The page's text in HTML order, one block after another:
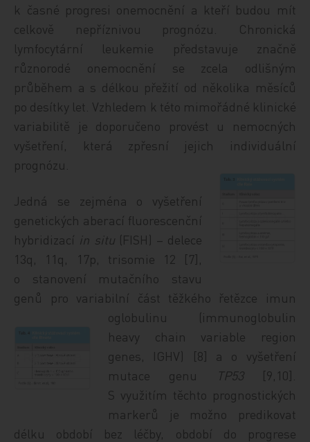
k časné progresi onemocnění a kteří budou mít
celkově nepříznivou prognózu. Chronická
lymfocytární leukemie představuje značně
různorodé onemocnění se zcela odlišným
průběhem a s délkou přežití od několika měsíců
po desítky let. Vzhledem k této mimořádné klinické
variabilitě je doporučeno provést u nemocných
vyšetření, která zpřesní jejich individuální
prognózu.
Jedná se zejména o vyšetření
genetických aberací fluorescenční
hybridizací in situ(FISH) – delece
13q, 11q, 17p, trisomie 12 [7],
o stanovení mutačního stavu
genů pro variabilní část těžkého řetězce imun
oglobulinu (immunoglobulin
heavy chain variable region
genes, IGHV) [8] a o vyšetření
mutace genu
TP53 [9,10].
S využitím těchto prognostických
markerů je možno predikovat
délku období bez léčby, období do progrese